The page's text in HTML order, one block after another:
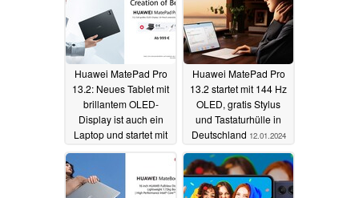
Huawei MatePad Pro
13.2: Neues Tablet mit
brillantem OLED-
Display ist auch ein
Laptop und startet mit
Geschenken (Ad)
Huawei MatePad Pro
13.2 startet mit 144 Hz
OLED, gratis Stylus
und Tastaturhülle in
Deutschland 12.01.2024